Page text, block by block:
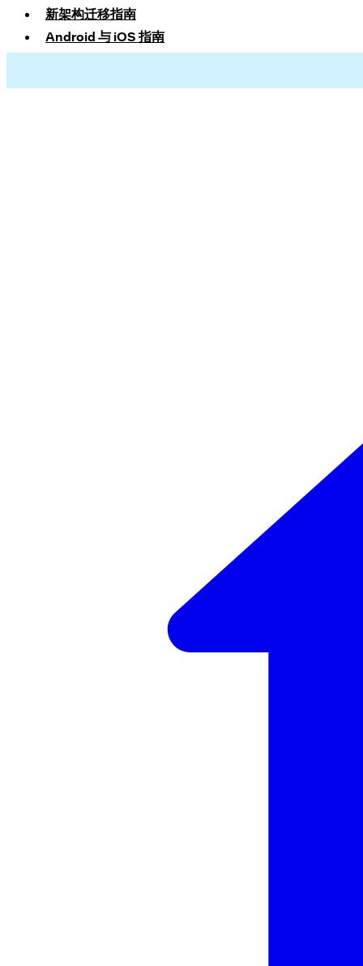
新架构迁移指南
Android 与 iOS 指南